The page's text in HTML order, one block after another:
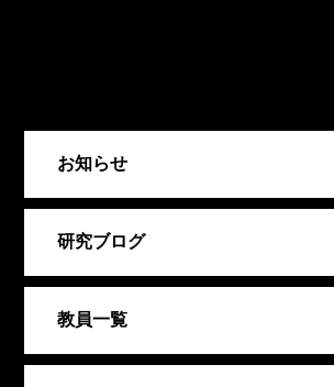
お知らせ
研究ブログ
教員一覧